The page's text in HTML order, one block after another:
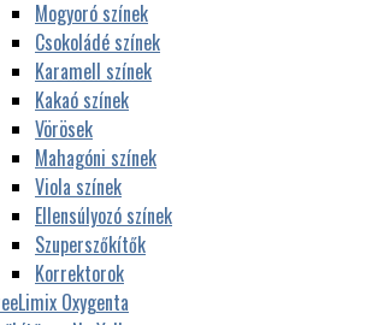
Mogyoró színek
Csokoládé színek
Karamell színek
Kakaó színek
Vörösek
Mahagóni színek
Viola színek
Ellensúlyozó színek
Szuperszőkítők
Korrektorok
Oxygenta